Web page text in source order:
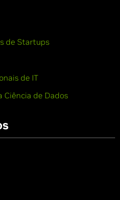
de Startups
de IT
Ciência de Dados